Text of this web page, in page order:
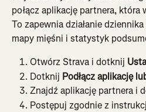
połącz aplikację partnera, która
To zapewnia działanie
mapy mięśni i statystyk
Otwórz Strava i dotknij
Dotknij Podłącz aplikację
Znajdź aplikację partnera i
Postępuj zgodnie z